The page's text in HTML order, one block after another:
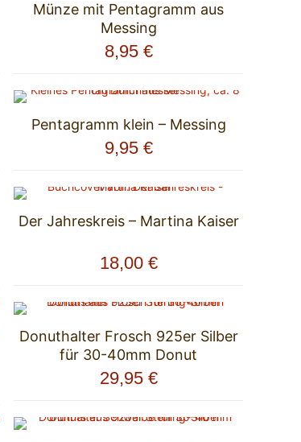
Münze mit Pentagramm aus
Messing
8,95 €
Pentagramm klein – Messing
9,95 €
Der Jahreskreis – Martina Kaiser
18,00 €
Donuthalter Frosch 925er Silber
für 30-40mm Donut
29,95 €